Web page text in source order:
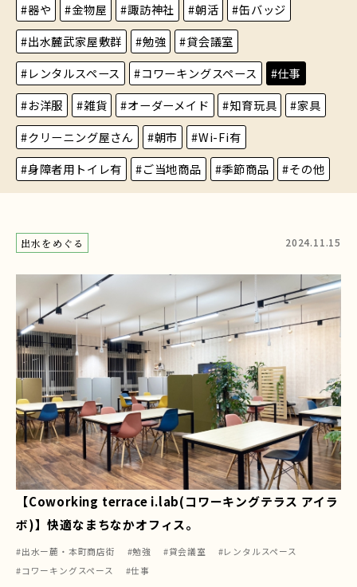
#器や #金物屋 #諏訪神社 #朝活
#缶バッジ
#出水麓武家屋敷群
#勉強
#貸会議室
#レンタルスペース
#コワーキングスペース
#仕事
#お洋服
#雑貨 #オーダーメイド #知育玩具
#家具
#クリーニング屋さん
#朝市
#Wi-Fi有
#身障者用トイレ有
#ご当地商品 #季節商品 #その他
出水をめぐる 2024.11.15
【Coworking terrace i.lab(コワーキングテラス アイラ
ボ)】快適なまちなかオフィス。
#出水ー麓・本町商店街 #勉強 #貸会議室
#レンタルスペース
#コワーキングスペース
#仕事